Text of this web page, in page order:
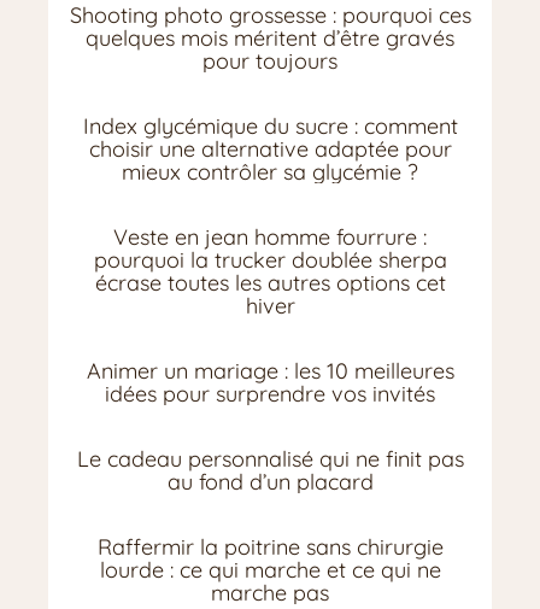
Shooting photo grossesse : pourquoi ces
quelques mois méritent d’être gravés
pour toujours
Index glycémique du sucre : comment
choisir une alternative adaptée pour
mieux contrôler sa glycémie ?
Veste en jean homme fourrure :
pourquoi la trucker doublée sherpa
écrase toutes les autres options cet
hiver
Animer un mariage : les 10 meilleures
idées pour surprendre vos invités
Le cadeau personnalisé qui ne finit pas
au fond d’un placard
Raffermir la poitrine sans chirurgie
lourde : ce qui marche et ce qui ne
marche pas